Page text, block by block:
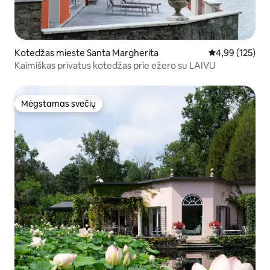
Kotedžas mieste Santa Margherita Vidutinis
4,99 (125)
Kaimiškas privatus kotedžas prie ežero su LAIVU
Mėgstamas svečių
Mėgstamas svečių